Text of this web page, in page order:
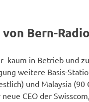
Bern-Radio
kaum in Betrieb und
weitere Basis-
und Malaysia (90
CEO der